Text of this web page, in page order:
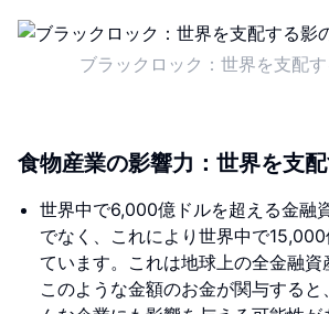
ブラックロック：世界を支配
食物産業の影響力：世界を支
世界中で6,000億ドルを超える金融
でなく、これにより世界中で
ています。これは地球上の全金融資
このような金額のお金が関与する